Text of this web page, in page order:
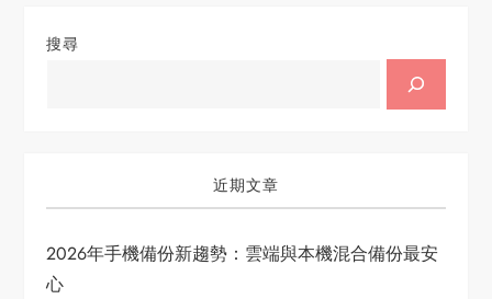
搜尋
近期文章
2026年手機備份新趨勢：雲端與本機混合備份最安
心